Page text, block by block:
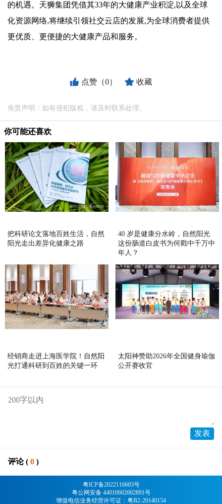
的机遇。天狮集团凭借其33年的大健康产业积淀,以及全球
化资源网络,将继续引领社交云店的发展,为全球消费者提供
更优质、更便捷的大健康产品和服务。
点赞（0） 收藏
免责声明：如有侵犯版权，请及时联系处理。
你可能还喜欢
把科研论文落地百姓生活，自然
阳光走出差异化健康之路
40 岁是健康分水岭，自然阳光
这份肠道白皮书为何戳中千万中
年人？
经销商走进上海医学院！自然阳
光打通科研到百姓的关键一环
太阳神赞助2026年全国健身瑜伽
公开赛收官
评论 ( 0 )
粤ICP备2022116603号
粤公网安备 44010602002891号
增值电信业务经营许可证：粤B2-20140154